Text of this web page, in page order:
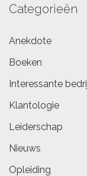
Categorieën
Anekdote
Boeken
Interessante
Klantologie
Leiderschap
Nieuws
Opleiding